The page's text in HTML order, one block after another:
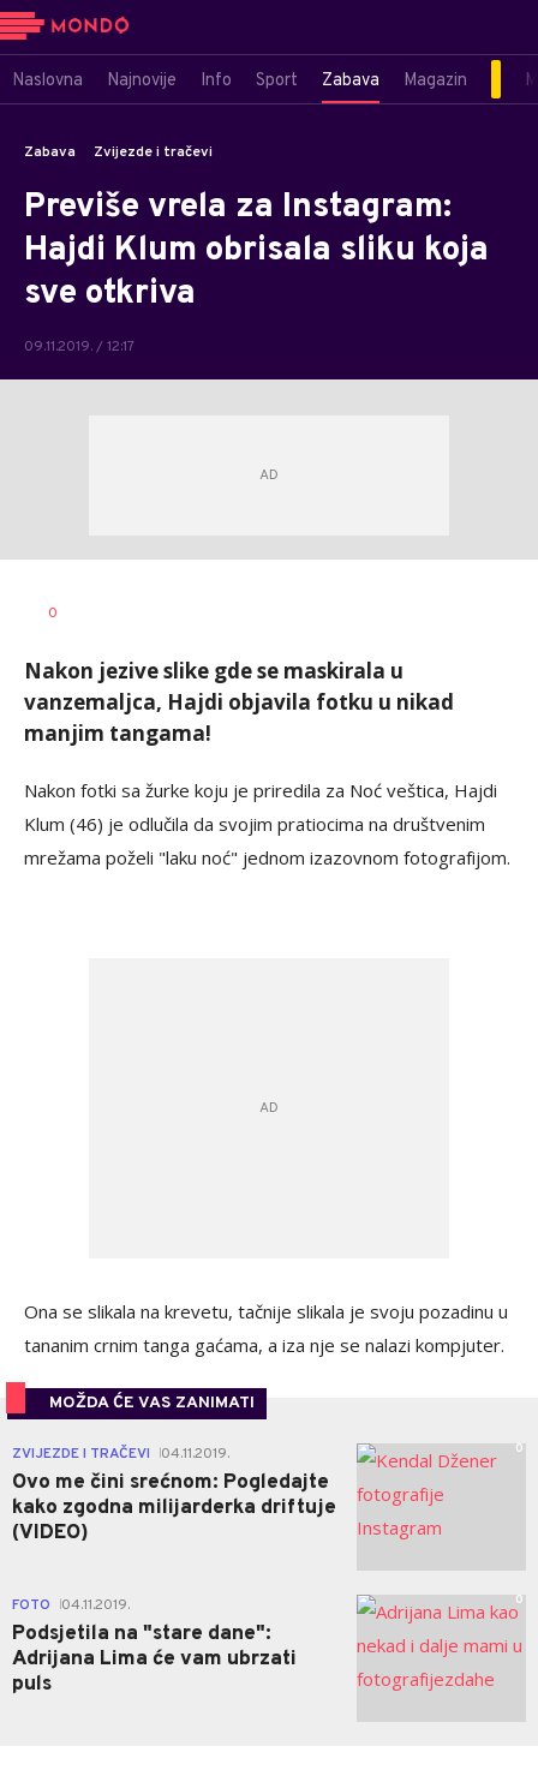
Naslovna Najnovije Info Sport Zabava Magazin
Zabava Zvijezde i tračevi
Previše vrela za Instagram:
Hajdi Klum obrisala sliku koja
sve otkriva
09.11.2019. / 12:17
AUTOR
0
Nakon jezive slike gde se maskirala u
vanzemaljca, Hajdi objavila fotku u nikad
manjim tangama!
Nakon fotki sa žurke koju je priredila za Noć veštica, Hajdi
Klum (46) je odlučila da svojim pratiocima na društvenim
mrežama poželi "laku noć" jednom izazovnom fotografijom.
Ona se slikala na krevetu, tačnije slikala je svoju pozadinu u
tananim crnim tanga gaćama, a iza nje se nalazi kompjuter.
MOŽDA ĆE VAS ZANIMATI
ZVIJEZDE I TRAČEVI 04.11.2019.
Ovo me čini srećnom: Pogledajte
kako zgodna milijarderka driftuje
(VIDEO)
0
FOTO 04.11.2019.
Podsjetila na "stare dane":
Adrijana Lima će vam ubrzati
puls
0